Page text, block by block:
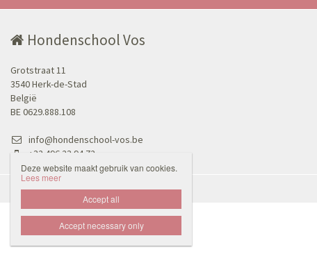
Hondenschool Vos
Grotstraat 11
3540 Herk-de-Stad
België
BE 0629.888.108
info@hondenschool-vos.be
+32 496 23 94 72
Disclaimer Privacybeleid
Deze website maakt gebruik van cookies.
Lees meer
Accept all
Accept necessary only